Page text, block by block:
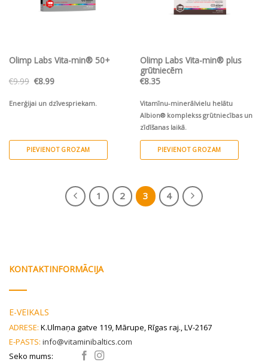
Olimp Labs Vita-min® 50+
€9.99 Original
€9.99.
€8.99Current
€8.99.
Enerģijai un dzīvespriekam.
PIEVIENOT GROZAM
Olimp Labs Vita-min® plus
grūtniecēm
€8.35
Vitamīnu-minerālvielu helātu
Albion® komplekss grūtniecības un
zīdīšanas laikā.
PIEVIENOT GROZAM
1 2 3 4
KONTAKTINFORMĀCIJA
E-VEIKALS
ADRESE: K.Ulmaņa gatve 119, Mārupe, Rīgas raj., LV-2167
E-PASTS: info@vitaminibaltics.com
Seko mums: